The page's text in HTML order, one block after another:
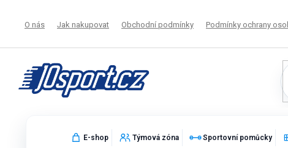
O nás Jak nakupovat Obchodní podmínky Podmínky ochrany
E-shop Týmová zóna Sportovní pomůcky